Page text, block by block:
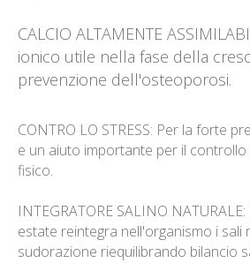
CALCIO ALTAMENTE
ionico utile nella fase della
prevenzione dell'osteoporosi.
CONTRO LO STRESS: Per la forte
e un aiuto importante per il
fisico.
INTEGRATORE SALINO
estate reintegra nell'organismo i sali
sudorazione riequilibrando bilancio